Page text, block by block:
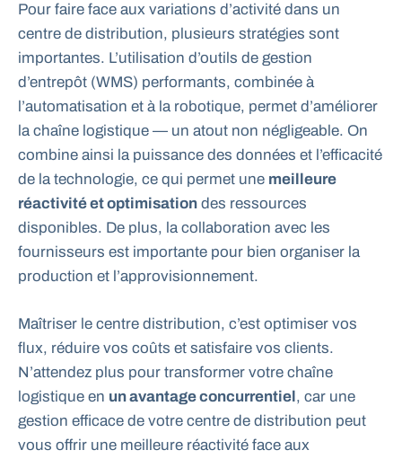
Pour faire face aux variations d’activité dans un
centre de distribution, plusieurs stratégies sont
importantes. L’utilisation d’outils de gestion
d’entrepôt (WMS) performants, combinée à
l’automatisation et à la robotique, permet d’améliorer
la chaîne logistique — un atout non négligeable. On
combine ainsi la puissance des données et l’efficacité
de la technologie, ce qui permet une meilleure
réactivité et optimisation des ressources
disponibles. De plus, la collaboration avec les
fournisseurs est importante pour bien organiser la
production et l’approvisionnement.
Maîtriser le centre distribution, c’est optimiser vos
flux, réduire vos coûts et satisfaire vos clients.
N’attendez plus pour transformer votre chaîne
logistique en un avantage concurrentiel, car une
gestion efficace de votre centre de distribution peut
vous offrir une meilleure réactivité face aux